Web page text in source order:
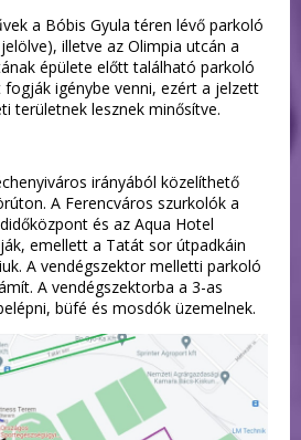
a Bóbis Gyula téren lévő parkoló
illetve az Olimpia utcán a
épülete előtt található parkoló
igénybe venni, ezért a jelzett
területnek lesznek minősítve.
irányából közelíthető
A Ferencváros szurkolók a
és az Aqua Hotel
emellett a Tatát sor útpadkáin
A vendégszektor melletti parkoló
A vendégszektorba a 3-as
büfé és mosdók üzemelnek.